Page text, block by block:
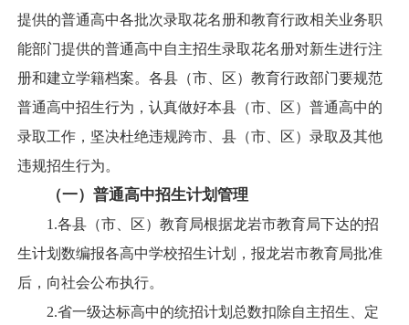
提供的普通高中各批次录取花名册和教育行政相关业务职
能部门提供的普通高中自主招生录取花名册对新生进行注
册和建立学籍档案。各县（市、区）教育行政部门要规范
普通高中招生行为，认真做好本县（市、区）普通高中的
录取工作，坚决杜绝违规跨市、县（市、区）录取及其他
违规招生行为。
（一）普通高中招生计划管理
1.各县（市、区）教育局根据龙岩市教育局下达的招
生计划数编报各高中学校招生计划，报龙岩市教育局批准
后，向社会公布执行。
2.省一级达标高中的统招计划总数扣除自主招生、定